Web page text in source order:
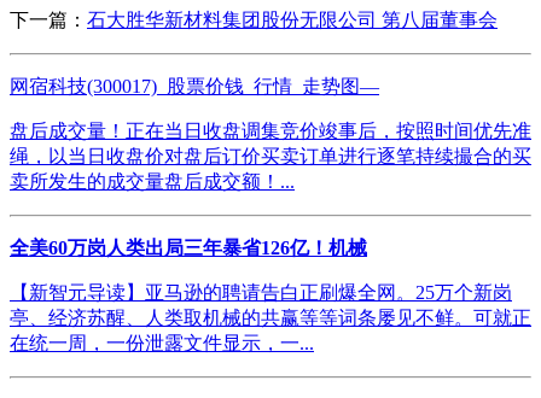
下一篇： 石大胜华新材料集团股份无限公司 第八届董事会
网宿科技(300017)_股票价钱_行情_走势图—
盘后成交量！正在当日收盘调集竞价竣事后，按照时间优先准
绳，以当日收盘价对盘后订价买卖订单进行逐笔持续撮合的买
卖所发生的成交量盘后成交额！...
全美60万岗人类出局三年暴省126亿！机械
【新智元导读】亚马逊的聘请告白正刷爆全网。25万个新岗
亭、经济苏醒、人类取机械的共赢等等词条屡见不鲜。可就正
在统一周，一份泄露文件显示，一...